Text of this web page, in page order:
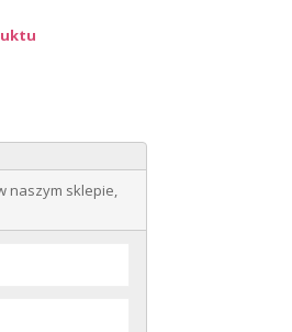
naszym sklepie,